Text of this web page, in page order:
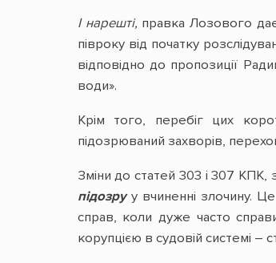
І нарешті, правка Лозового
півроку від початку
відповідно до пропозиції
води».
Крім того, перебіг цих
підозрюваний захворів,
Зміни до статей 303 і 307 КПК,
підозруу вчиненні злочину.
справ, коли дуже часто
корупцією в судовій системі –